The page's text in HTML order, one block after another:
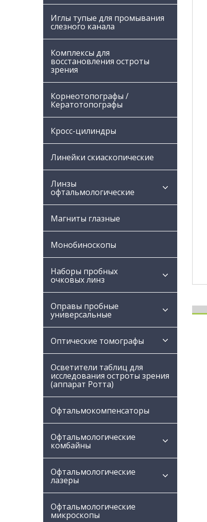
Иглы тупые для промывания
слезного канала
Комплексы для
восстановления остроты
зрения
Корнеотопографы /
Кератотопографы
Кросс-цилиндры
Линейки скиаскопические
Линзы
офтальмологические
Магниты глазные
Монобиноскопы
Наборы пробных
очковых линз
Оправы пробные
универсальные
Оптические томографы
Осветители таблиц для
исследования остроты зрения
(аппарат Ротта)
Офтальмокомпенсаторы
Офтальмологические
комбайны
Офтальмологические
лазеры
Офтальмологические
микроскопы